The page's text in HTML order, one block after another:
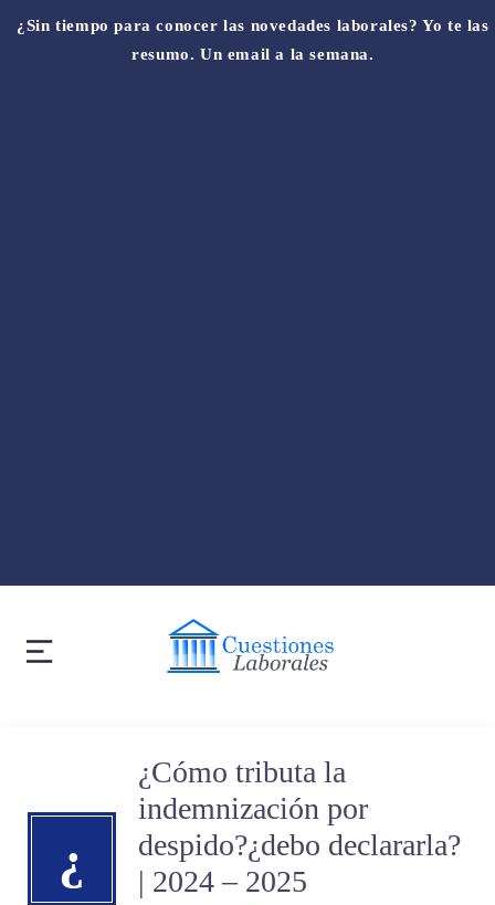
¿Sin tiempo para conocer las novedades laborales? Yo te las
resumo. Un email a la semana.
¿
¿Cómo tributa la
indemnización por
despido?¿debo declararla?
| 2024 – 2025